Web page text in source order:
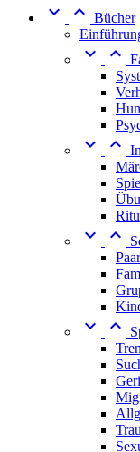
  Bücher
 
 
 
 